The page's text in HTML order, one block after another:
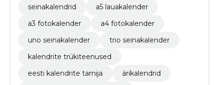
seinakalendrid
a5 lauakalender
a3 fotokalender
a4 fotokalender
uno seinakalender
trio seinakalender
kalendrite trükiteenused
eesti kalendrite tarnija
ärikalendrid